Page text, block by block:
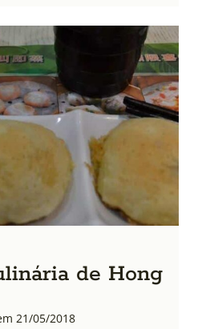
de Hong
21/05/2018